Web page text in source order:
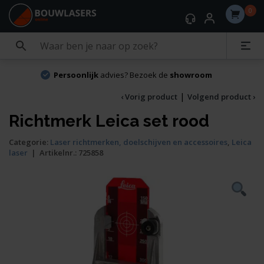
0
Persoonlijkadvies? Bezoek de showroom
‹ Vorig product | Volgend product ›
Richtmerk Leica set rood
Categorie: Laser richtmerken, doelschijven en accessoires, Leica
laser | Artikelnr.: 725858